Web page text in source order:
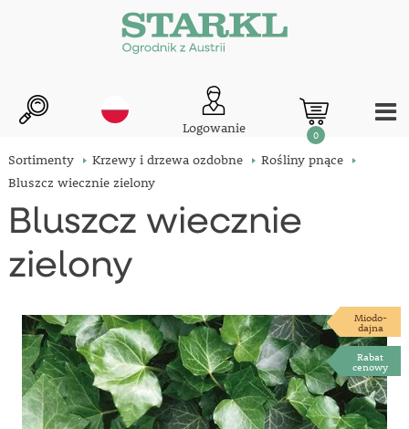
Logowanie 0
Sortimenty Krzewy i drzewa ozdobne
Rośliny pnące
Bluszcz wiecznie zielony
Bluszcz wiecznie
zielony
Miodo-
dajna
Rabat
cenowy